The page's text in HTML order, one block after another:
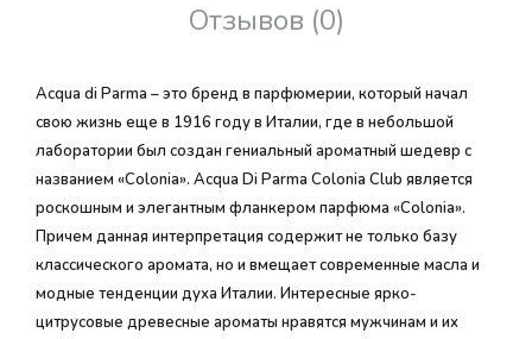
Отзывов (0)
Acqua di Parma – это бренд в парфюмерии, который начал
свою жизнь еще в 1916 году в Италии, где в небольшой
лаборатории был создан гениальный ароматный шедевр с
названием «Colonia». Acqua Di Parma Colonia Club является
роскошным и элегантным фланкером парфюма «Colonia».
Причем данная интерпретация содержит не только базу
классического аромата, но и вмещает современные масла и
модные тенденции духа Италии. Интересные ярко-
цитрусовые древесные ароматы нравятся мужчинам и их